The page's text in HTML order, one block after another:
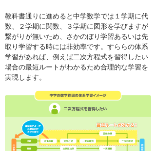
教科書通りに進めると中学数学では１学期に代
数、２学期に関数、３学期に図形を学びますが
繋がりが無いため、さかのぼり学習あるいは先
取り学習する時には非効率です。すららの体系
学習があれば、例えば二次方程式を習得したい
場合の最短ルートがわかるため合理的な学習を
実現します。